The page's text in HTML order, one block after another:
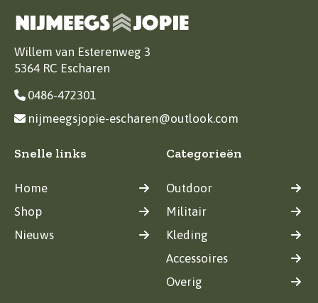
Willem van Esterenweg 3
5364 RC Escharen
0486-472301
nijmeegsjopie-escharen@outlook.com
Snelle links
Home
Shop
Nieuws
Categorieën
Outdoor
Militair
Kleding
Accessoires
Overig